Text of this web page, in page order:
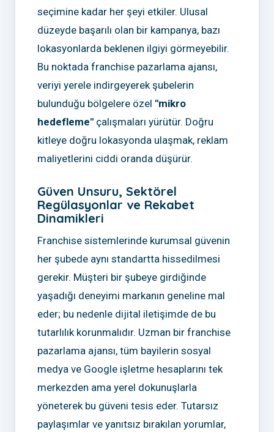
seçimine kadar her şeyi etkiler. Ulusal
düzeyde başarılı olan bir kampanya, bazı
lokasyonlarda beklenen ilgiyi görmeyebilir.
Bu noktada franchise pazarlama ajansı,
veriyi yerele indirgeyerek şubelerin
bulunduğu bölgelere özel "mikro
hedefleme" çalışmaları yürütür. Doğru
kitleye doğru lokasyonda ulaşmak, reklam
maliyetlerini ciddi oranda düşürür.
Güven Unsuru, Sektörel
Regülasyonlar ve Rekabet
Dinamikleri
Franchise sistemlerinde kurumsal güvenin
her şubede aynı standartta hissedilmesi
gerekir. Müşteri bir şubeye girdiğinde
yaşadığı deneyimi markanın geneline mal
eder; bu nedenle dijital iletişimde de bu
tutarlılık korunmalıdır. Uzman bir franchise
pazarlama ajansı, tüm bayilerin sosyal
medya ve Google işletme hesaplarını tek
merkezden ama yerel dokunuşlarla
yöneterek bu güveni tesis eder. Tutarsız
paylaşımlar ve yanıtsız bırakılan yorumlar,